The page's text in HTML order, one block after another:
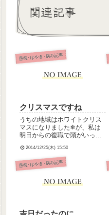
関連記事
愚痴･ぼやき･病み記事
クリスマスですね
うちの地域はホワイトクリス
マスになりました❄が、私は
明日からの復職で頭がいっぱ
ろじゃないです💦明日からま
たちゃんと働けるのか、気が
気ではありません。こうして
には気分は落ち着いたのです
2014/12/25(木) 15:50
愚痴･ぼやき･病み記事